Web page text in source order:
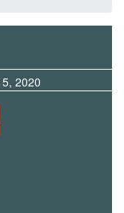
2020